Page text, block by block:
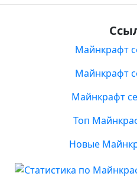
Майнкрафт
Майнкрафт
Майнкрафт
Топ
Новые